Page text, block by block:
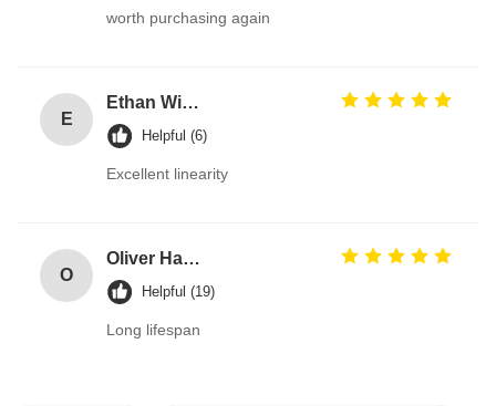
worth purchasing again
E
Ethan Wilson
Helpful (6)
Excellent linearity
O
Oliver Harris
Helpful (19)
Long lifespan